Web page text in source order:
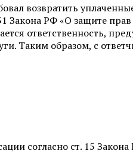
возвратить
Закона РФ «О защите прав
ответственность,
Таким образом, с
согласно ст. 15